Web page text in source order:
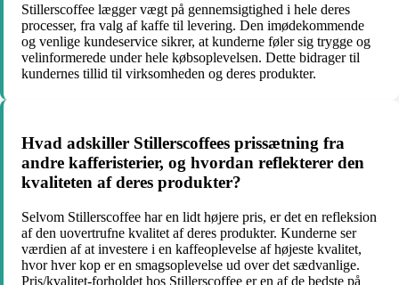
Stillerscoffee lægger vægt på gennemsigtighed i hele deres
processer, fra valg af kaffe til levering. Den imødekommende
og venlige kundeservice sikrer, at kunderne føler sig trygge og
velinformerede under hele købsoplevelsen. Dette bidrager til
kundernes tillid til virksomheden og deres produkter.
Hvad adskiller Stillerscoffees prissætning fra
andre kafferisterier, og hvordan reflekterer den
kvaliteten af deres produkter?
Selvom Stillerscoffee har en lidt højere pris, er det en refleksion
af den uovertrufne kvalitet af deres produkter. Kunderne ser
værdien af at investere i en kaffeoplevelse af højeste kvalitet,
hvor hver kop er en smagsoplevelse ud over det sædvanlige.
Pris/kvalitet-forholdet hos Stillerscoffee er en af de bedste på